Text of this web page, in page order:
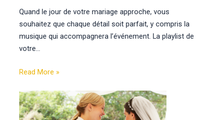
Quand le jour de votre mariage approche, vous
souhaitez que chaque détail soit parfait, y compris la
musique qui accompagnera l’événement. La playlist de
votre…
Read More »